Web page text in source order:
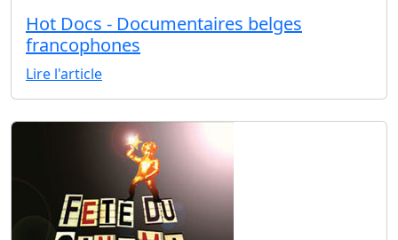
Hot Docs - Documentaires belges
francophones
Lire l'article